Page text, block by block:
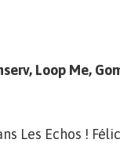
Loop Me,
Les Echos !